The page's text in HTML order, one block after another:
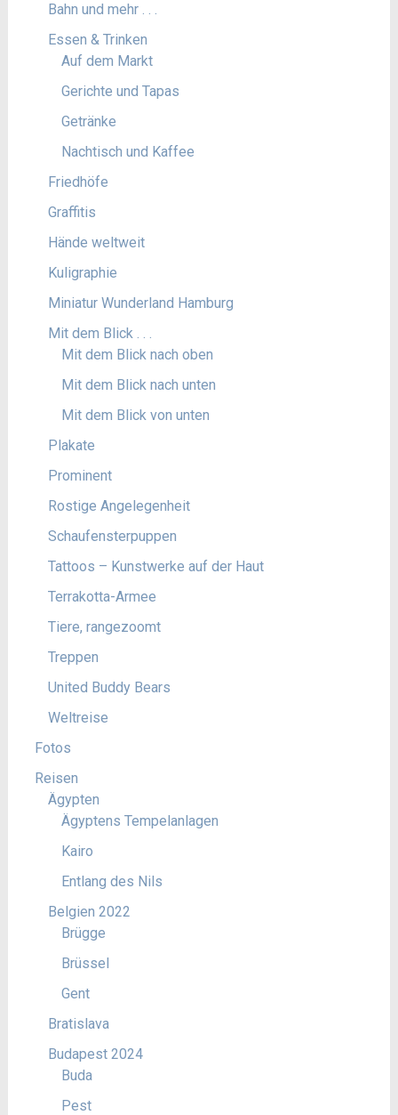
Bahn und mehr . . .
Essen & Trinken
Auf dem Markt
Gerichte und Tapas
Getränke
Nachtisch und Kaffee
Friedhöfe
Graffitis
Hände weltweit
Kuligraphie
Miniatur Wunderland Hamburg
Mit dem Blick . . .
Mit dem Blick nach oben
Mit dem Blick nach unten
Mit dem Blick von unten
Plakate
Prominent
Rostige Angelegenheit
Schaufensterpuppen
Tattoos – Kunstwerke auf der Haut
Terrakotta-Armee
Tiere, rangezoomt
Treppen
United Buddy Bears
Weltreise
Fotos
Reisen
Ägypten
Ägyptens Tempelanlagen
Kairo
Entlang des Nils
Belgien 2022
Brügge
Brüssel
Gent
Bratislava
Budapest 2024
Buda
Pest